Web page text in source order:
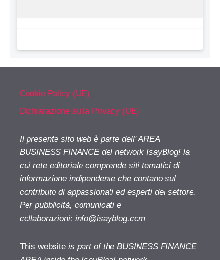
Cookie Policy (UE)
Dichiarazione sulla Privacy (UE)
Il presente sito web è parte dell' AREA
BUSINESS FINANCE del network IsayBlog! la
cui rete editoriale comprende siti tematici di
informazione indipendente che contano sul
contributo di appassionati ed esperti del settore.
Per pubblicità, comunicati e
collaborazioni: info@isayblog.com
This website is part of the BUSINESS FINANCE